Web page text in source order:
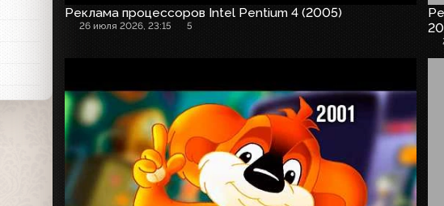
Реклама процессоров Intel Pentium 4 (2005)
26 июля 2026, 23:15 5